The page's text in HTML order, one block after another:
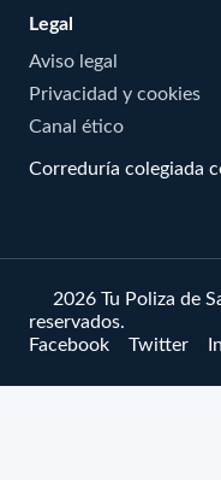
Legal
Aviso legal
Privacidad y cookies
Canal ético
Correduría colegiada
© 2026 Tu Poliza de
reservados.
Facebook
Twitter